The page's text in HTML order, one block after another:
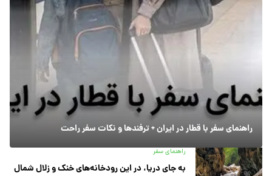
راهنمای سفر با قطار در ایران + ترفندها و نکات سفر راحت
راهنمای سفر
به جای دریا، در این رودخانه‌های خنک و زلال شمال